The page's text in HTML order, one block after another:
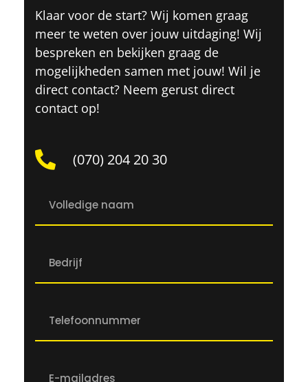
Klaar voor de start? Wij komen graag
meer te weten over jouw uitdaging! Wij
bespreken en bekijken graag de
mogelijkheden samen met jouw! Wil je
direct contact? Neem gerust direct
contact op!
(070) 204 20 30